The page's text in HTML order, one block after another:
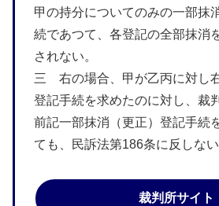
甲の持分についてのみの一部抹
続であつて、各登記の全部抹消
されない。
三 右の場合、甲が乙丙に対し
登記手続を求めたのに対し、裁
前記一部抹消（更正）登記手続
ても、民訴法第186条に反しない
裁判所サイト